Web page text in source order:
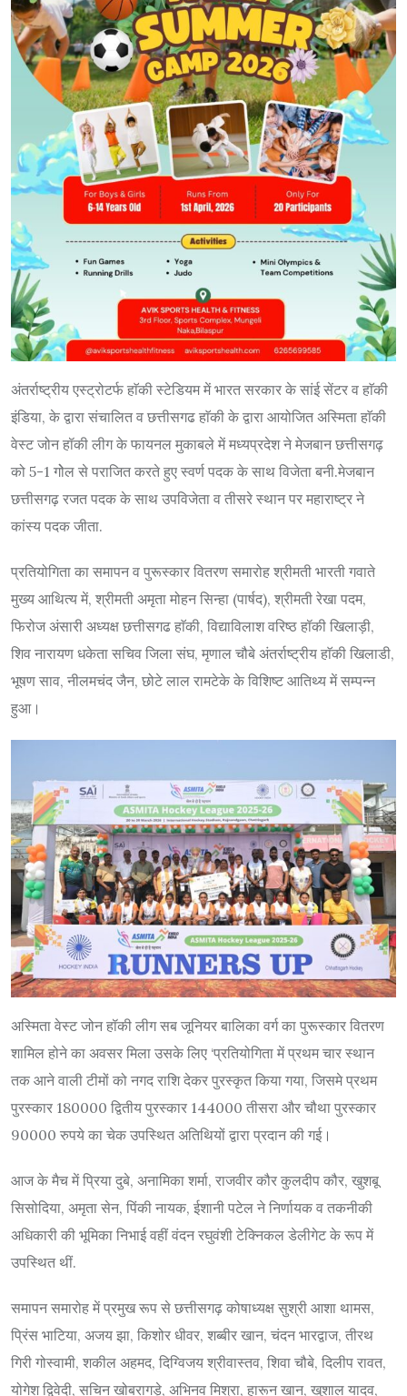
अंतर्राष्ट्रीय एस्ट्रोटर्फ हाॅकी स्टेडियम में भारत सरकार के सांई सेंटर व हाॅकी
इंडिया, के द्वारा संचालित व छत्तीसगढ हाॅकी के द्वारा आयोजित अस्मिता हाॅकी
वेस्ट जोन हॉकी लीग के फायनल मुकाबले में मध्यप्रदेश ने मेजबान छत्तीसगढ़
को 5-1 गोेल से पराजित करते हुए स्वर्ण पदक के साथ विजेता बनी.मेजबान
छत्तीसगढ़ रजत पदक के साथ उपविजेता व तीसरे स्थान पर महाराष्ट्र ने
कांस्य पदक जीता.
प्रतियोगिता का समापन व पुरूस्कार वितरण समारोह श्रीमती भारती गवाते
मुख्य आथित्य में, श्रीमती अमृता मोहन सिन्हा (पार्षद), श्रीमती रेखा पदम,
फिरोज अंसारी अध्यक्ष छत्तीसगढ हाॅकी, विद्याविलाश वरिष्ठ हॉकी खिलाड़ी,
शिव नारायण धकेता सचिव जिला संघ, मृणाल चौबे अंतर्राष्ट्रीय हाॅकी खिलाडी,
भूषण साव, नीलमचंद जैन, छोटे लाल रामटेके के विशिष्ट आतिथ्य में सम्पन्न
हुआ।
अस्मिता वेस्ट जोन हॉकी लीग सब जूनियर बालिका वर्ग का पुरूस्कार वितरण
शामिल होने का अवसर मिला उसके लिए ‘प्रतियोगिता में प्रथम चार स्थान
तक आने वाली टीमों को नगद राशि देकर पुरस्कृत किया गया, जिसमे प्रथम
पुरस्कार 180000 द्वितीय पुरस्कार 144000 तीसरा और चौथा पुरस्कार
90000 रुपये का चेक उपस्थित अतिथियों द्वारा प्रदान की गई।
आज के मैच में प्रिया दुबे, अनामिका शर्मा, राजवीर कौर कुलदीप कौर, खुशबू
सिसोदिया, अमृता सेन, पिंकी नायक, ईशानी पटेल ने निर्णायक व तकनीकी
अधिकारी की भूमिका निभाई वहीं वंदन रघुवंशी टेक्निकल डेलीगेट के रूप में
उपस्थित थीं.
समापन समारोह में प्रमुख रूप से छत्तीसगढ़ कोषाध्यक्ष सुश्री आशा थामस,
प्रिंस भाटिया, अजय झा, किशोर धीवर, शब्बीर खान, चंदन भारद्वाज, तीरथ
गिरी गोस्वामी, शकील अहमद, दिग्विजय श्रीवास्तव, शिवा चौबे, दिलीप रावत,
योगेश द्विवेदी, सचिन खोबरागड़े, अभिनव मिश्रा, हारून खान, खुशाल यादव,